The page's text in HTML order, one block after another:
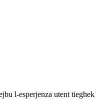
l-esperjenza utent tiegħek